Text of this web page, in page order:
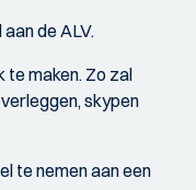
de ALV.
te maken. Zo zal
skypen
te nemen aan een